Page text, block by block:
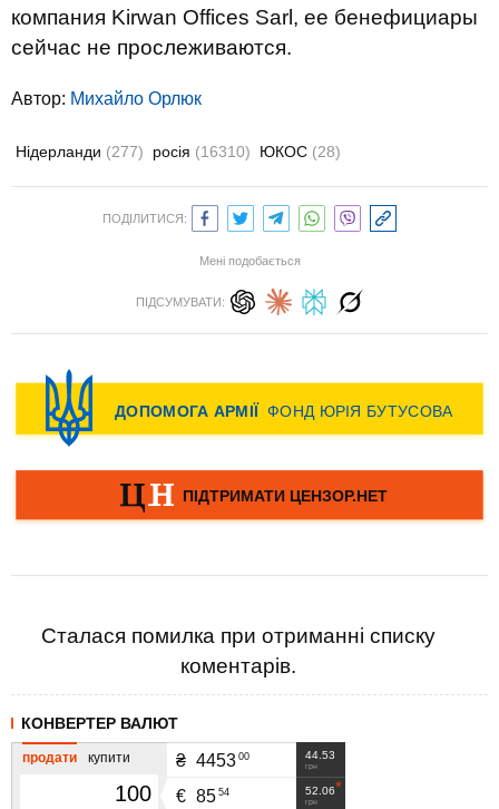
компания Kirwan Offices Sarl, ее бенефициары
сейчас не прослеживаются.
Автор: Михайло Орлюк
Нідерланди (277) росія (16310) ЮКОС (28)
ПОДІЛИТИСЯ:
Мені подобається
ПІДСУМУВАТИ:
Сталася помилка при отриманні списку
коментарів.
КОНВЕРТЕР ВАЛЮТ
продати купити 44.53
грн
₴ 4453 00
52.06
грн
€ 85 54